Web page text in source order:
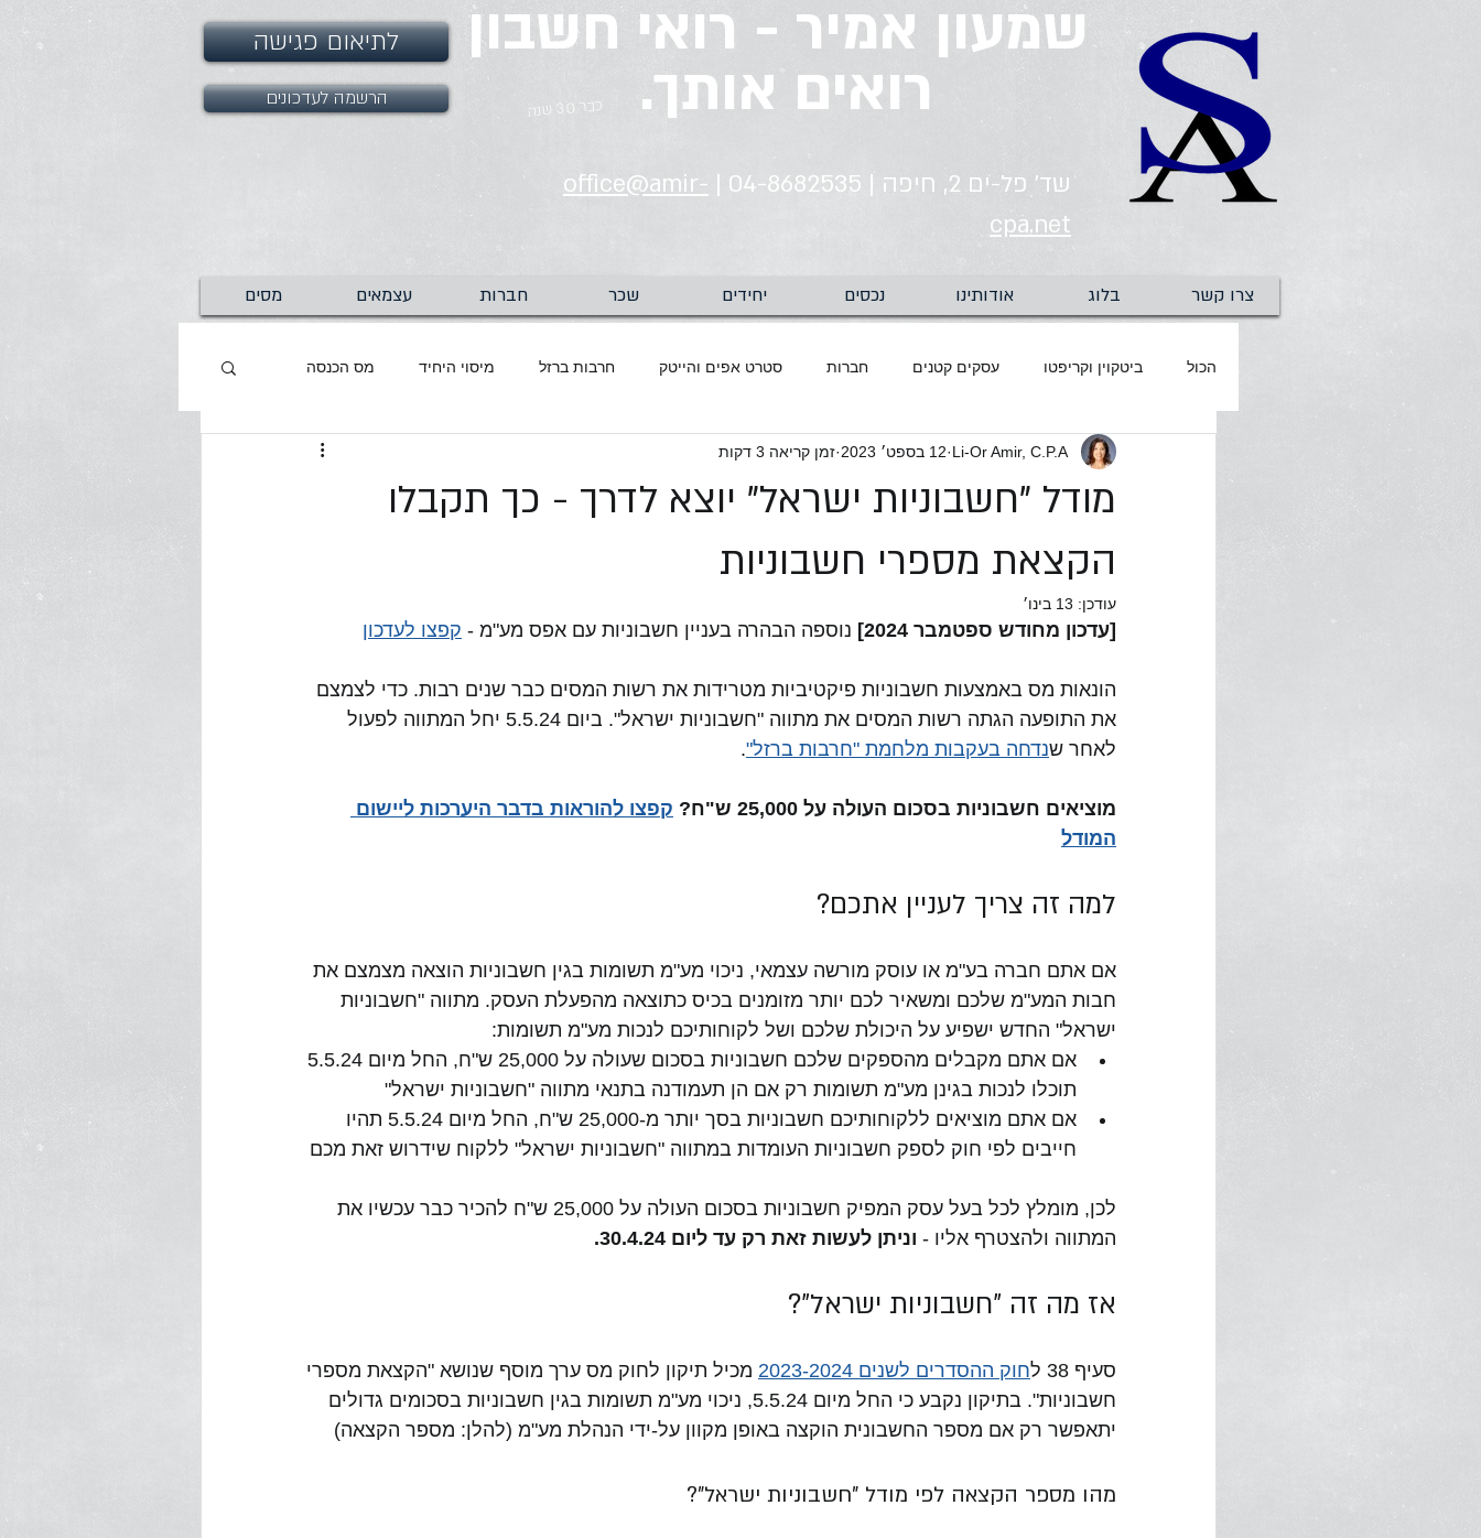
לתיאום פגישה שמעון אמיר - רואי חשבון
רואים אותך. הרשמה לעדכונים כבר 30 שנה
שד' פל-ים 2, חיפה | 04-8682535 |
office@amir-
cpa.net
מסים עצמאים חברות שכר יחידים נכסים אודותינו בלוג צרו קשר
הכול ביטקוין וקריפטו עסקים קטנים חברות סטרט אפים והייטק חרבות ברזל מיסוי היחיד מס הכנסה
זכויות עובדים נדל"ן ראיית חשבון ביטוח לאומי שאגת הארי
מודל "חשבוניות ישראל" יוצא לדרך - כך תקבלו
הקצאת מספרי חשבוניות
Li-Or Amir, C.P.A 12 בספט׳ 2023 זמן קריאה 3 דקות
עודכן: 13 בינו׳
[עדכון מחודש ספטמבר 2024] נוספה הבהרה בעניין חשבוניות עם אפס מע"מ - קפצו לעדכון
הונאות מס באמצעות חשבוניות פיקטיביות מטרידות את רשות המסים כבר שנים רבות. כדי לצמצם
את התופעה הגתה רשות המסים את מתווה "חשבוניות ישראל". ביום 5.5.24 יחל המתווה לפעול
לאחר שנדחה בעקבות מלחמת "חרבות ברזל".
מוציאים חשבוניות בסכום העולה על 25,000 ש"ח?
קפצו להוראות בדבר היערכות ליישום
המודל
למה זה צריך לעניין אתכם?
אם אתם חברה בע"מ או עוסק מורשה עצמאי, ניכוי מע"מ תשומות בגין חשבוניות הוצאה מצמצם את
חבות המע"מ שלכם ומשאיר לכם יותר מזומנים בכיס כתוצאה מהפעלת העסק. מתווה "חשבוניות
ישראל" החדש ישפיע על היכולת שלכם ושל לקוחותיכם לנכות מע"מ תשומות:
תוכלו לנכות בגינן מע"מ תשומות רק אם הן תעמודנה בתנאי מתווה "חשבוניות ישראל"
אם אתם מוציאים ללקוחותיכם חשבוניות בסך יותר מ-25,000 ש"ח, החל מיום 5.5.24 תהיו
חייבים לפי חוק לספק חשבוניות העומדות במתווה "חשבוניות ישראל" ללקוח שידרוש זאת מכם
לכן, מומלץ לכל בעל עסק המפיק חשבוניות בסכום העולה על 25,000 ש"ח להכיר כבר עכשיו את
המתווה ולהצטרף אליו - וניתן לעשות זאת רק עד ליום 30.4.24.
אז מה זה "חשבוניות ישראל"?
סעיף 38 ל חוק ההסדרים לשנים 2023-2024
מכיל תיקון לחוק מס ערך מוסף שנושא "הקצאת מספרי
חשבוניות". בתיקון נקבע כי החל מיום 5.5.24, ניכוי מע"מ תשומות בגין חשבוניות בסכומים גדולים
יתאפשר רק אם מספר החשבונית הוקצה באופן מקוון על-ידי הנהלת מע"מ (להלן: מספר הקצאה)
מהו מספר הקצאה לפי מודל "חשבוניות ישראל"?